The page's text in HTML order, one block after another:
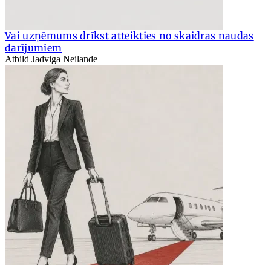
Vai uzņēmums drīkst atteikties no skaidras naudas
darījumiem
Atbild Jadviga Neilande